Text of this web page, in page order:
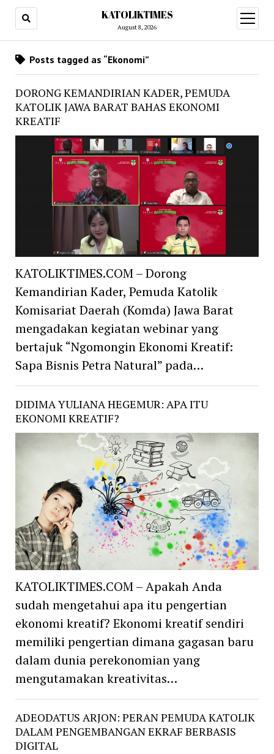
KATOLIKTIMES
August 8, 2026
open
menu
Posts tagged as “Ekonomi”
DORONG KEMANDIRIAN KADER, PEMUDA
KATOLIK JAWA BARAT BAHAS EKONOMI
KREATIF
KATOLIKTIMES.COM – Dorong
Kemandirian Kader, Pemuda Katolik
Komisariat Daerah (Komda) Jawa Barat
mengadakan kegiatan webinar yang
bertajuk “Ngomongin Ekonomi Kreatif:
Sapa Bisnis Petra Natural” pada…
DIDIMA YULIANA HEGEMUR: APA ITU
EKONOMI KREATIF?
KATOLIKTIMES.COM – Apakah Anda
sudah mengetahui apa itu pengertian
ekonomi kreatif? Ekonomi kreatif sendiri
memiliki pengertian dimana gagasan baru
dalam dunia perekonomian yang
mengutamakan kreativitas…
ADEODATUS ARJON: PERAN PEMUDA KATOLIK
DALAM PENGEMBANGAN EKRAF BERBASIS
DIGITAL